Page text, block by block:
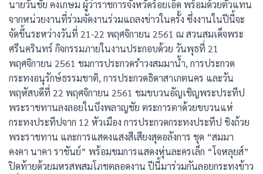
นายวันชัย คงเกษม ผู้ว่าราชการจังหวัดร้อยเอ็ด พร้อมด้วยตัวแทน
จากหน่วยงานที่ร่วมจัดงานร่วมแถลงข่าวในครั้ง ซึ่งงานในปีนี้จะ
จัดขึ้นระหว่างวันที่ 21-22 พฤศจิกายน 2561 ณ สวนสมเด็จพระ
ศรีนครินทร์ กิจกรรมภายในงานประกอบด้วย วันพุธที่ 21
พฤศจิกายน 2561 ชมการประกวดรำวงสมมาน้ำ, การประกวด
กระทงอนุรักษ์ธรรมชาติ, การประกวดธิดาสาเกตนคร และวัน
พฤหัสบดีที่ 22 พฤศจิกายน 2561 ชมขบวนอัญเชิญพระประทีป
พระราชทานลงลอยในบึงพลาญชัย ตระการตาด้วยขบวนแห่
กระทงประทีปจาก 12 หัวเมือง การประกวดกระทงประทีป ชิงถ้วย
พระราชทาน และการแสดงแสงสีเสียงสุดอลังการ ชุด “สมมา
คงคา นาคา ราชันย์” พร้อมชมการแสดงหุ่นละครเล็ก “โจหลุยส์”
ปิดท้ายด้วยมหรสพสมโภชตลอดงาน ปีนี้มาร่วมกันลอยกระทงข้าว